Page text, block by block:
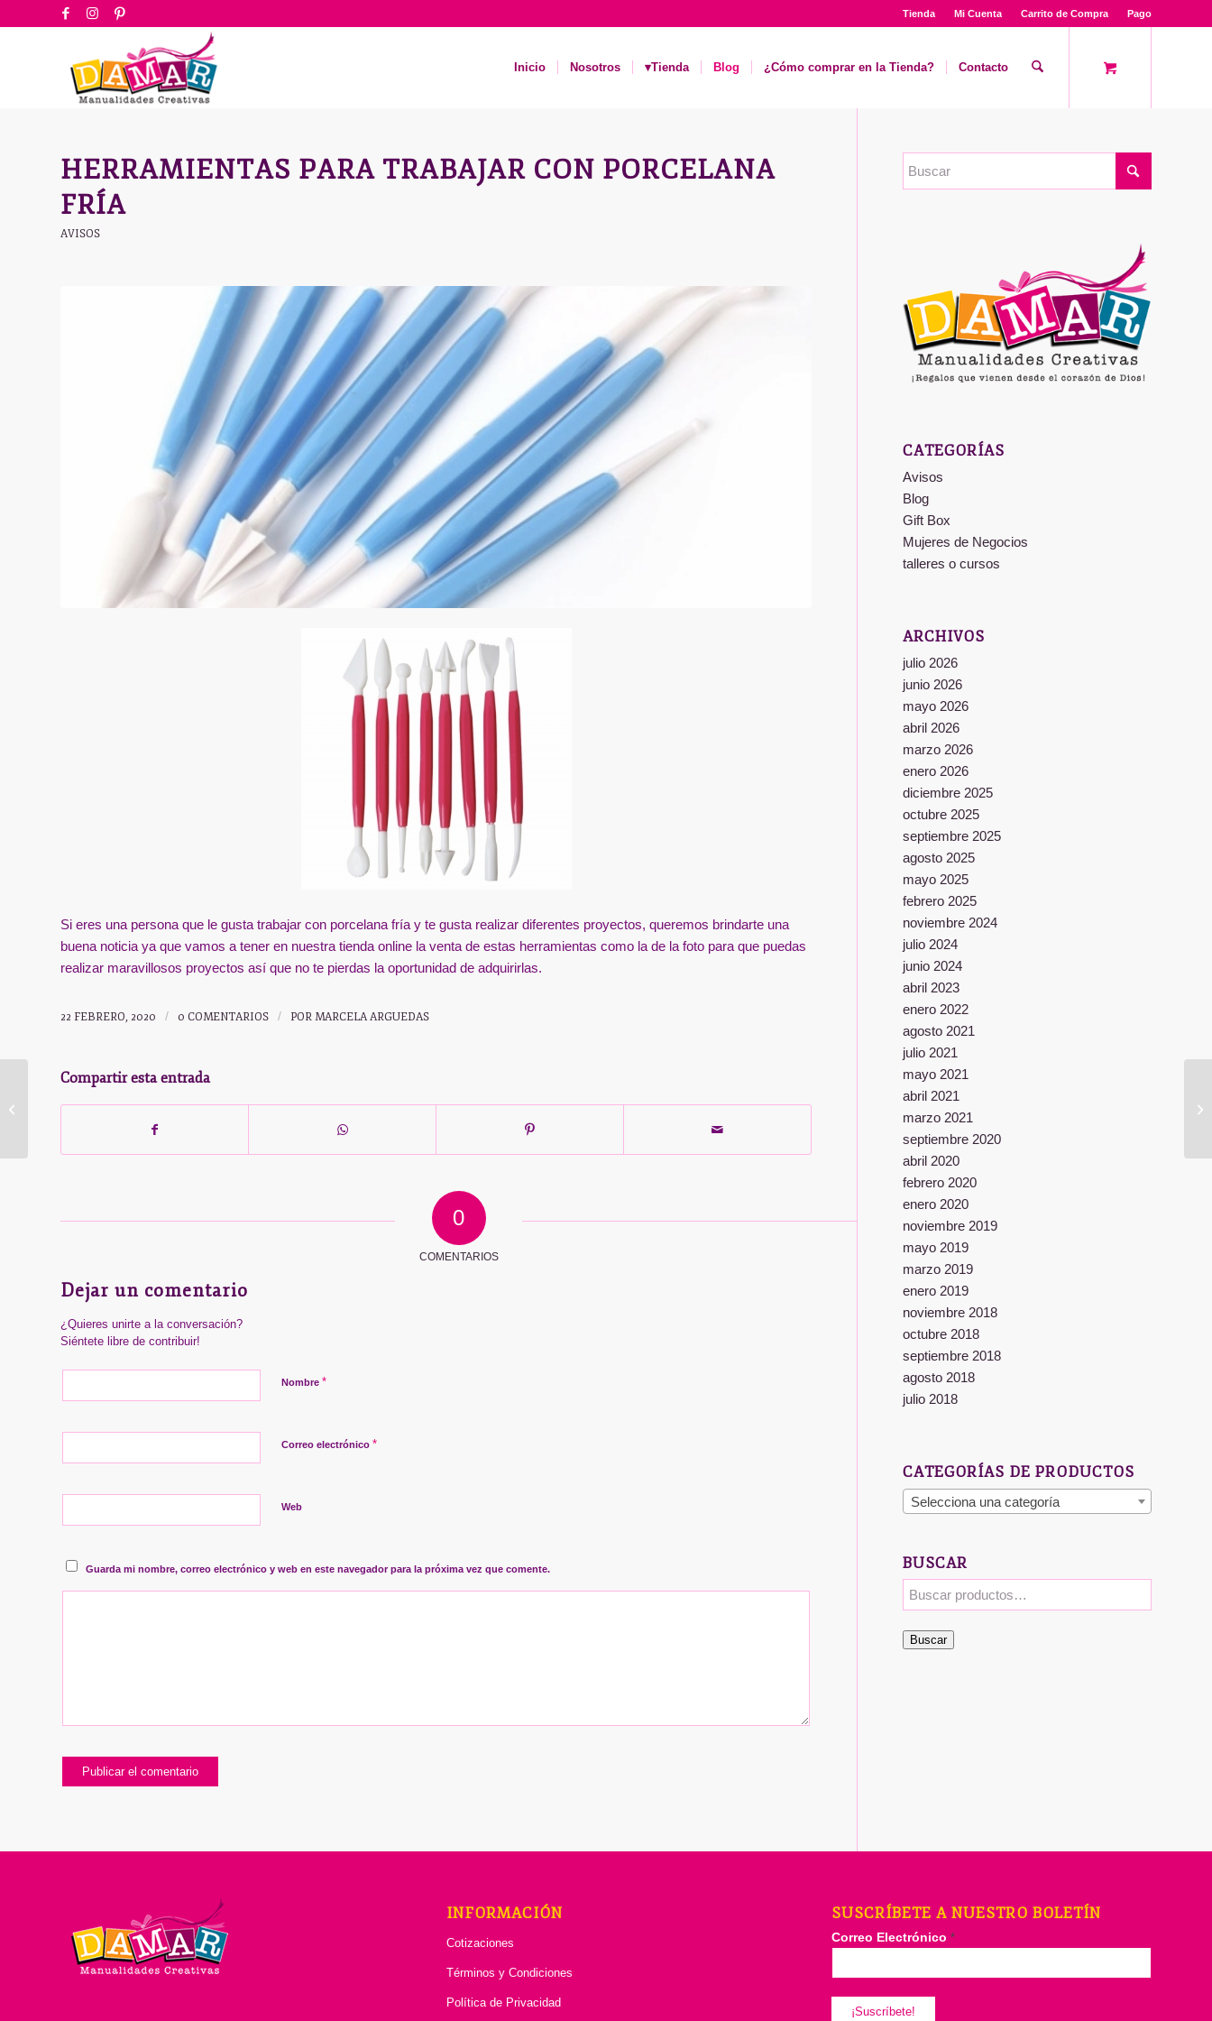
Tienda Mi Cuenta Carrito de Compra Pago
Inicio Nosotros ▾Tienda Blog ¿Cómo comprar en la Tienda? Contacto
HERRAMIENTAS PARA TRABAJAR CON PORCELANA
FRÍA
AVISOS
Si eres una persona que le gusta trabajar con porcelana fría y te gusta realizar diferentes proyectos, queremos brindarte una
buena noticia ya que vamos a tener en nuestra tienda online la venta de estas herramientas como la de la foto para que puedas
realizar maravillosos proyectos así que no te pierdas la oportunidad de adquirirlas.
22 FEBRERO, 2020 / 0 COMENTARIOS / POR MARCELA ARGUEDAS
Compartir esta entrada
0
COMENTARIOS
Dejar un comentario
¿Quieres unirte a la conversación?
Siéntete libre de contribuir!
Nombre *
Correo electrónico *
Web
Guarda mi nombre, correo electrónico y web en este navegador para la próxima vez que comente.
CATEGORÍAS
Avisos
Blog
Gift Box
Mujeres de Negocios
talleres o cursos
ARCHIVOS
julio 2026
junio 2026
mayo 2026
abril 2026
marzo 2026
enero 2026
diciembre 2025
octubre 2025
septiembre 2025
agosto 2025
mayo 2025
febrero 2025
noviembre 2024
julio 2024
junio 2024
abril 2023
enero 2022
agosto 2021
julio 2021
mayo 2021
abril 2021
marzo 2021
septiembre 2020
abril 2020
febrero 2020
enero 2020
noviembre 2019
mayo 2019
marzo 2019
enero 2019
noviembre 2018
octubre 2018
septiembre 2018
agosto 2018
julio 2018
CATEGORÍAS DE PRODUCTOS
Selecciona una categoría
BUSCAR
Buscar
INFORMACIÓN
Cotizaciones
Términos y Condiciones
Política de Privacidad
SUSCRÍBETE A NUESTRO BOLETÍN
Correo Electrónico*